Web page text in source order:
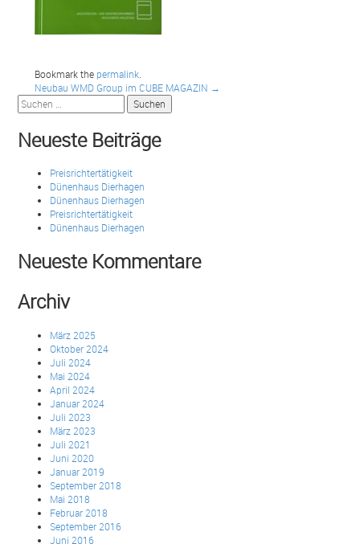
Bookmark the permalink.
Post
navigation
Neubau WMD Group im CUBE MAGAZIN →
Suchen
nach:
Neueste Beiträge
Preisrichtertätigkeit
Dünenhaus Dierhagen
Dünenhaus Dierhagen
Preisrichtertätigkeit
Dünenhaus Dierhagen
Neueste Kommentare
Archiv
März 2025
Oktober 2024
Juli 2024
Mai 2024
April 2024
Januar 2024
Juli 2023
März 2023
Juli 2021
Juni 2020
Januar 2019
September 2018
Mai 2018
Februar 2018
September 2016
Juni 2016